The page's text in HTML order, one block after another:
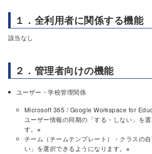
１．全利用者に関係する機能
該当なし
２．管理者向けの機能
ユーザー・学校管理関係
Microsoft 365 / Google Workspace for
ユーザー情報の同期の「する・しない」を
す。※
チーム（チームテンプレート）・クラスの
い」を選択できるようになります。※